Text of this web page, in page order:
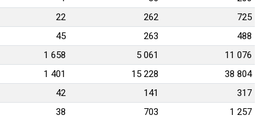
22 262
725
45 263
488
1 658 5 061
11 076
1 401 15 228
38 804
42 141
317
38 703
1 257